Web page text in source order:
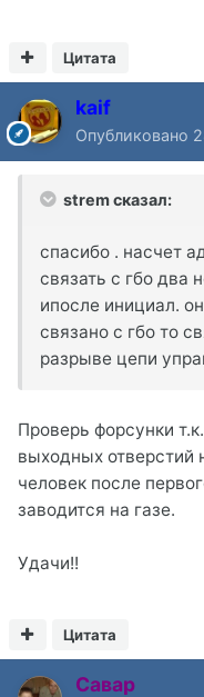
Цитата
kaif
Опубликовано
strem сказал:
спасибо . насчет
связать с гбо два
ипосле инициал.
связано с гбо то
разрыве цепи
Проверь форсунки
выходных отверстий
человек после
заводится на газе.
Удачи!!
Цитата
Савар